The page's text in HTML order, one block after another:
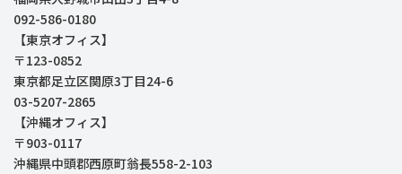
092-586-0180
【東京オフィス】
〒123-0852
東京都足立区関原3丁目24-6
03-5207-2865
【沖縄オフィス】
〒903-0117
沖縄県中頭郡西原町翁長558-2-103